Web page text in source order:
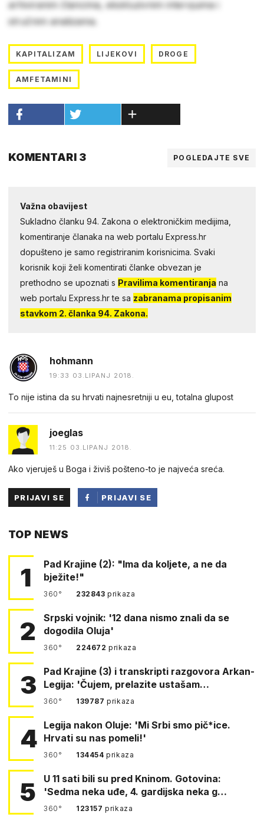
arhiviranim člancima, ekskluzivnim intervjuima i
stručnim analizama.
KAPITALIZAM LIJEKOVI DROGE
AMFETAMINI
KOMENTARI 3 POGLEDAJTE SVE
Važna obavijest
Sukladno članku 94. Zakona o elektroničkim medijima,
komentiranje članaka na web portalu Express.hr
dopušteno je samo registriranim korisnicima. Svaki
korisnik koji želi komentirati članke obvezan je
prethodno se upoznati s Pravilima komentiranja na
web portalu Express.hr te sa zabranama propisanim
stavkom 2. članka 94. Zakona.
hohmann
19:33 03.LIPANJ 2018.
To nije istina da su hrvati najnesretniji u eu, totalna glupost
joeglas
11:25 03.LIPANJ 2018.
Ako vjeruješ u Boga i živiš pošteno-to je najveća sreća.
PRIJAVI SE
PRIJAVI SE
TOP NEWS
1
Pad Krajine (2): "Ima da koljete, a ne da
bježite!"
360° 232843prikaza
2
Srpski vojnik: '12 dana nismo znali da se
dogodila Oluja'
360° 224672prikaza
3
Pad Krajine (3) i transkripti razgovora Arkan-
Legija: 'Čujem, prelazite ustašam…
360° 139787prikaza
4 Legija nakon Oluje: 'Mi Srbi smo pič*ice.
Hrvati su nas pomeli!'
360° 134454prikaza
5
U 11 sati bili su pred Kninom. Gotovina:
'Sedma neka uđe, 4. gardijska neka g…
360° 123157prikaza